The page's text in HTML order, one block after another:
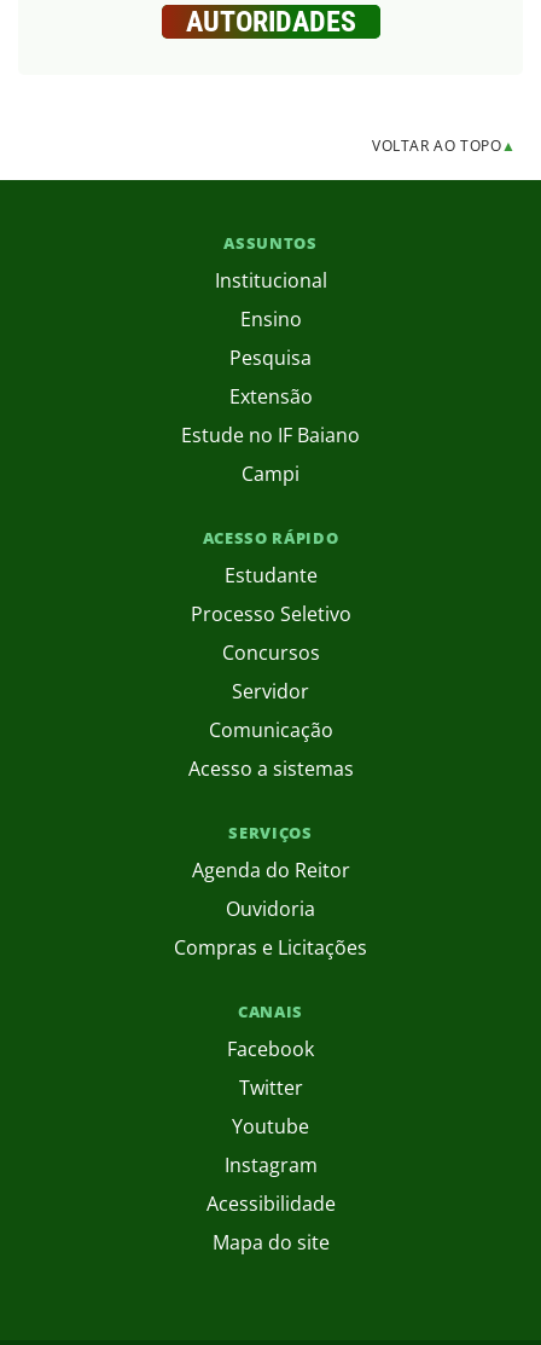
AUTORIDADES
VOLTAR AO TOPO▲
ASSUNTOS
Institucional
Ensino
Pesquisa
Extensão
Estude no IF Baiano
Campi
ACESSO RÁPIDO
Estudante
Processo Seletivo
Concursos
Servidor
Comunicação
Acesso a sistemas
SERVIÇOS
Agenda do Reitor
Ouvidoria
Compras e Licitações
CANAIS
Facebook
Twitter
Youtube
Instagram
Acessibilidade
Mapa do site